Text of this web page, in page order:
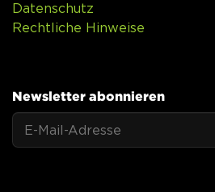
Datenschutz
Rechtliche Hinweise
Newsletter abonnieren